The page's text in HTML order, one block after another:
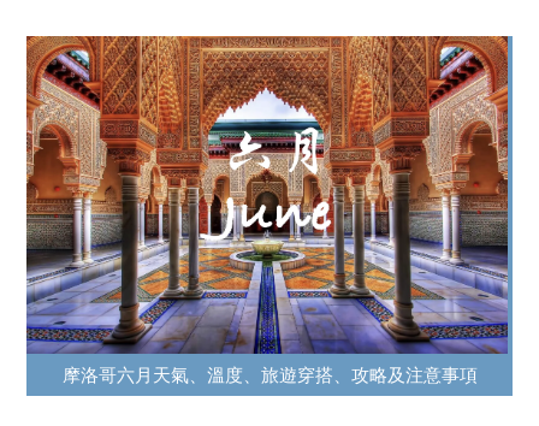
摩洛哥六月天氣、溫度、旅遊穿搭、攻略及注意事項